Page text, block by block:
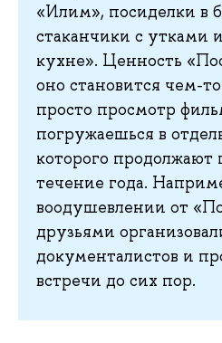
«Илим», посиделки в
стаканчики с утками
кухне». Ценность
оно становится чем-
просто просмотр
погружаешься в
которого продолжают
течение года.
воодушевлении от
друзьями
документалистов и
встречи до сих пор.